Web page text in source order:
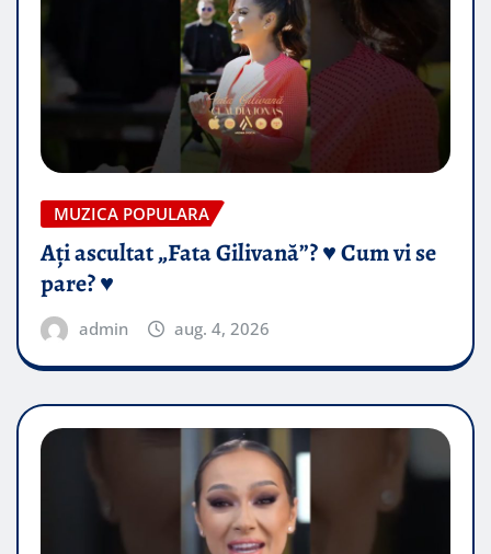
MUZICA POPULARA
Ați ascultat „Fata Gilivană”? ♥️ Cum vi se
pare? ♥️
admin aug. 4, 2026